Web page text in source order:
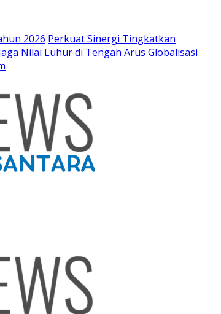
2026 Perkuat Sinergi Tingkatkan
Nilai Luhur di Tengah Arus Globalisasi